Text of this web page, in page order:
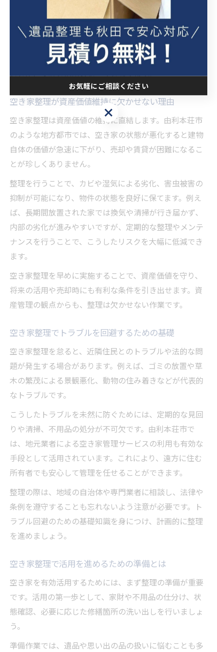
空き家整理を通じて、建物の再利用や売却、賃貸など次
の活用への道が開けます。将来的なトラブル回避や資産
の有効活用に向けて、基礎知識をしっかり押さえておく
ことが、安心と活用の第一歩となります。
空き家整理が資産価値維持に欠かせない理由
空き家整理は資産価値の維持に直結します。由利本荘市
のような地方都市では、空き家の状態が悪化すると建物
自体の価値が急速に下がり、売却や賃貸が困難になるこ
とが珍しくありません。
整理を行うことで、カビや湿気による劣化、害虫被害の
抑制が可能になり、物件の状態を良好に保てます。例え
ば、長期間放置された家では換気や清掃が行き届かず、
内部の劣化が進みやすいですが、定期的な整理やメンテ
ナンスを行うことで、こうしたリスクを大幅に低減でき
ます。
空き家整理を早めに実施することで、資産価値を守り、
将来の活用や売却時にも有利な条件を引き出せます。資
産管理の観点からも、整理は欠かせない作業です。
空き家整理でトラブルを回避するための基礎
空き家整理を怠ると、近隣住民とのトラブルや法的な問
題が発生する場合があります。例えば、ゴミの放置や草
木の繁茂による景観悪化、動物の住み着きなどが代表的
なトラブルです。
こうしたトラブルを未然に防ぐためには、定期的な見回
りや清掃、不用品の処分が不可欠です。由利本荘市で
は、地元業者による空き家管理サービスの利用も有効な
手段として活用されています。これにより、遠方に住む
所有者でも安心して管理を任せることができます。
整理の際は、地域の自治体や専門業者に相談し、法律や
条例を遵守することも忘れないよう注意が必要です。ト
ラブル回避のための基礎知識を身につけ、計画的に整理
を進めましょう。
空き家整理で活用を進めるための準備とは
空き家を有効活用するためには、まず整理の準備が重要
です。活用の第一歩として、家財や不用品の仕分け、状
態確認、必要に応じた修繕箇所の洗い出しを行いましょ
う。
準備作業では、遺品や思い出の品の扱いに悩むことも多
お気軽にご相談ください
お気軽にご相談ください